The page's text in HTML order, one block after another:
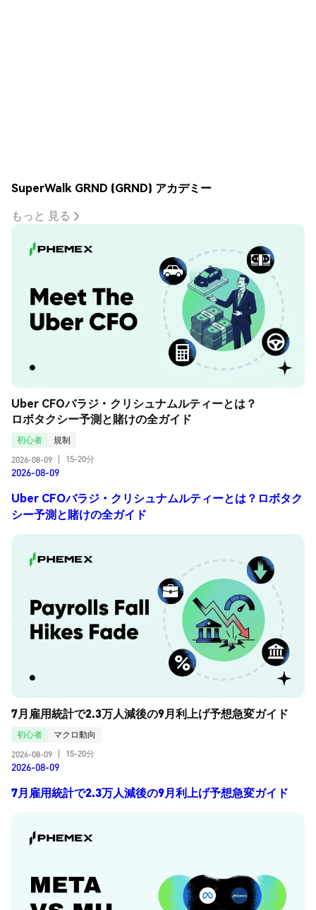
SuperWalk GRND (GRND) アカデミー
もっと 見る
Uber CFOバラジ・クリシュナムルティーとは？
ロボタクシー予測と賭けの全ガイド
初心者
規制
2026-08-09
15-20分
2026-08-09
Uber CFOバラジ・クリシュナムルティーとは？ロボタク
シー予測と賭けの全ガイド
7月雇用統計で2.3万人減後の9月利上げ予想急変ガイド
初心者
マクロ動向
2026-08-09
15-20分
2026-08-09
7月雇用統計で2.3万人減後の9月利上げ予想急変ガイド